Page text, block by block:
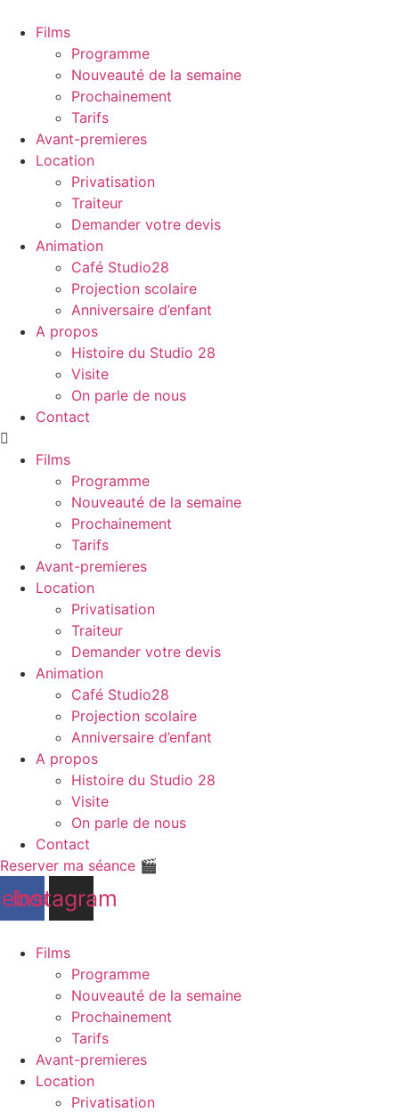
Films
Programme
Nouveauté de la semaine
Prochainement
Tarifs
Avant-premieres
Location
Privatisation
Traiteur
Demander votre devis
Animation
Café Studio28
Projection scolaire
Anniversaire d’enfant
A propos
Histoire du Studio 28
Visite
On parle de nous
Contact
Films
Programme
Nouveauté de la semaine
Prochainement
Tarifs
Avant-premieres
Location
Privatisation
Traiteur
Demander votre devis
Animation
Café Studio28
Projection scolaire
Anniversaire d’enfant
A propos
Histoire du Studio 28
Visite
On parle de nous
Contact
Reserver ma séance 🎬
Instagram
Films
Programme
Nouveauté de la semaine
Prochainement
Tarifs
Avant-premieres
Location
Privatisation